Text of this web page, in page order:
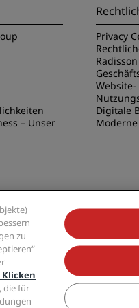
– Unser
Privacy
Website-
Digitale
unsere
Blu, Radisson Collection,
zu
Klicken
die für